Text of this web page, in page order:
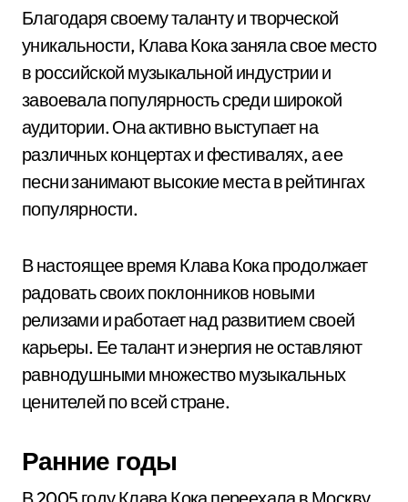
Благодаря своему таланту и творческой
уникальности, Клава Кока заняла свое место
в российской музыкальной индустрии и
завоевала популярность среди широкой
аудитории. Она активно выступает на
различных концертах и фестивалях, а ее
песни занимают высокие места в рейтингах
популярности.
В настоящее время Клава Кока продолжает
радовать своих поклонников новыми
релизами и работает над развитием своей
карьеры. Ее талант и энергия не оставляют
равнодушными множество музыкальных
ценителей по всей стране.
Ранние годы